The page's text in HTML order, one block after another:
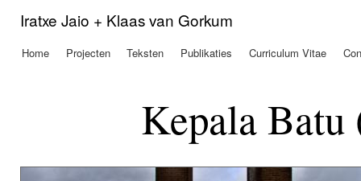
Iratxe Jaio + Klaas van Gorkum
Hoofdmenu
Home Projecten Teksten Publikaties Curriculum Vitae
Kepala Batu